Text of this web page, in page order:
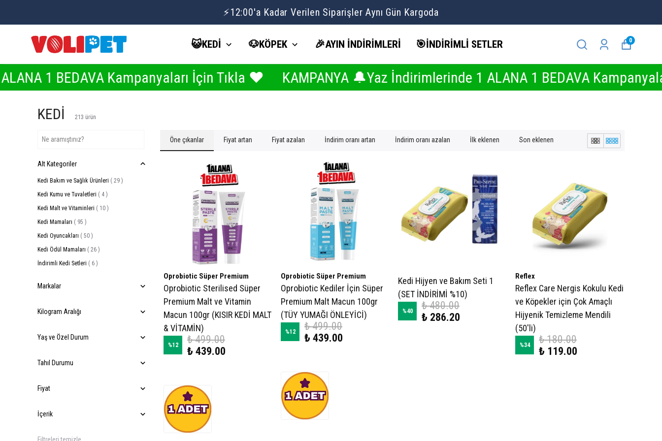
Volipet Yaz İndirimlerinde Seçili Ürünlerde 1 ALANA 1 BEDAVA ☀️
😺KEDİ 🐶KÖPEK 🎉AYIN İNDİRİMLERİ 🎯İNDİRİMLİ SETLER 0
Kampanyaları İçin Tıkla ❤️ KAMPANYA 🔔Yaz İndirimlerinde 1 ALANA 1 BEDAVA Kampanyaları İçin Tıkla ❤️
KEDİ 213 ürün
Öne çıkanlar Fiyat artan Fiyat azalan İndirim oranı artan İndirim oranı azalan İlk eklenen Son eklenen
Alt Kategoriler
Kedi Bakım ve Sağlık Ürünleri ( 29 )
Kedi Kumu ve Tuvaletleri ( 4 )
Kedi Malt ve Vitaminleri ( 10 )
Kedi Mamaları ( 95 )
Kedi Oyuncakları ( 50 )
Kedi Ödül Mamaları ( 26 )
İndirimli Kedi Setleri ( 6 )
Markalar
Kilogram Aralığı
Yaş ve Özel Durum
Tahıl Durumu
Fiyat
İçerik
Oprobiotic Süper Premium
Oprobiotic Sterilised Süper
Premium Malt ve Vitamin
Macun 100gr (KISIR KEDİ MALT
& VİTAMİN)
%12
₺ 499.00
₺ 439.00
Oprobiotic Süper Premium
Oprobiotic Kediler İçin Süper
Premium Malt Macun 100gr
(TÜY YUMAĞI ÖNLEYİCİ)
%12
₺ 499.00
₺ 439.00
Kedi Hijyen ve Bakım Seti 1
(SET İNDİRİMİ %10)
%40
₺ 480.00
₺ 286.20
Reflex
Reflex Care Nergis Kokulu Kedi
ve Köpekler için Çok Amaçlı
Hijyenik Temizleme Mendili
(50'li)
%34
₺ 180.00
₺ 119.00